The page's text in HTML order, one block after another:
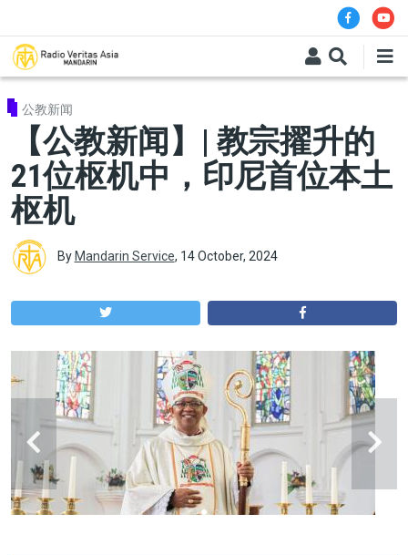
公教新闻
【公教新闻】| 教宗擢升的
21位枢机中，印尼首位本土
枢机
By Mandarin Service, 14 October, 2024